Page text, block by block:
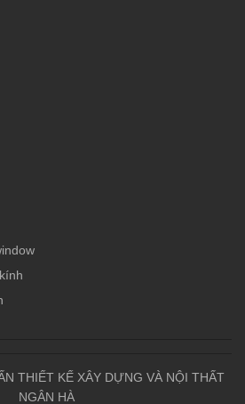
THIẾT KẾ XÂY DỰNG VÀ NỘI THẤT
NGÂN HÀ